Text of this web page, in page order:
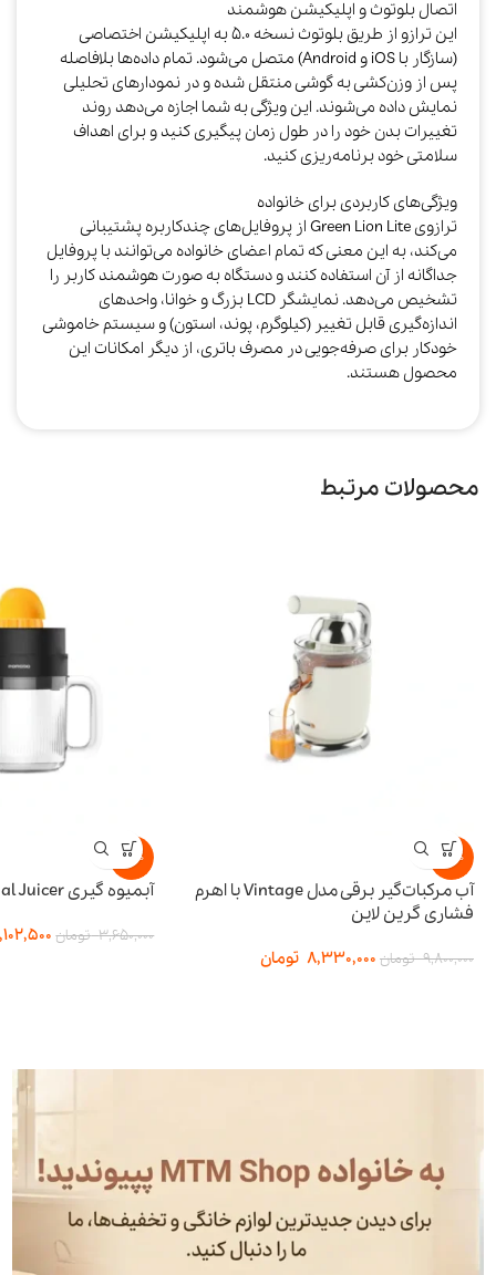
اتصال بلوتوث و اپلیکیشن هوشمند
این ترازو از طریق بلوتوث نسخه ۵.۰ به اپلیکیشن اختصاصی
(سازگار با iOS و Android) متصل می‌شود. تمام داده‌ها بلافاصله
پس از وزن‌کشی به گوشی منتقل شده و در نمودارهای تحلیلی
نمایش داده می‌شوند. این ویژگی به شما اجازه می‌دهد روند
تغییرات بدن خود را در طول زمان پیگیری کنید و برای اهداف
سلامتی خود برنامه‌ریزی کنید.​
ویژگی‌های کاربردی برای خانواده
ترازوی Green Lion Lite از پروفایل‌های چندکاربره پشتیبانی
می‌کند، به این معنی که تمام اعضای خانواده می‌توانند با پروفایل
جداگانه از آن استفاده کنند و دستگاه به صورت هوشمند کاربر را
تشخیص می‌دهد. نمایشگر LCD بزرگ و خوانا، واحدهای
اندازه‌گیری قابل تغییر (کیلوگرم، پوند، استون) و سیستم خاموشی
خودکار برای صرفه‌جویی در مصرف باتری، از دیگر امکانات این
محصول هستند.​
محصولات مرتبط
آب مرکبات‌گیر برقی مدل Vintage با اهرم
لاین
تومان8,330,000 تومان
آبمیوه گیری BI-Directional Juicer پرودو
تومان3,102,500 تومان